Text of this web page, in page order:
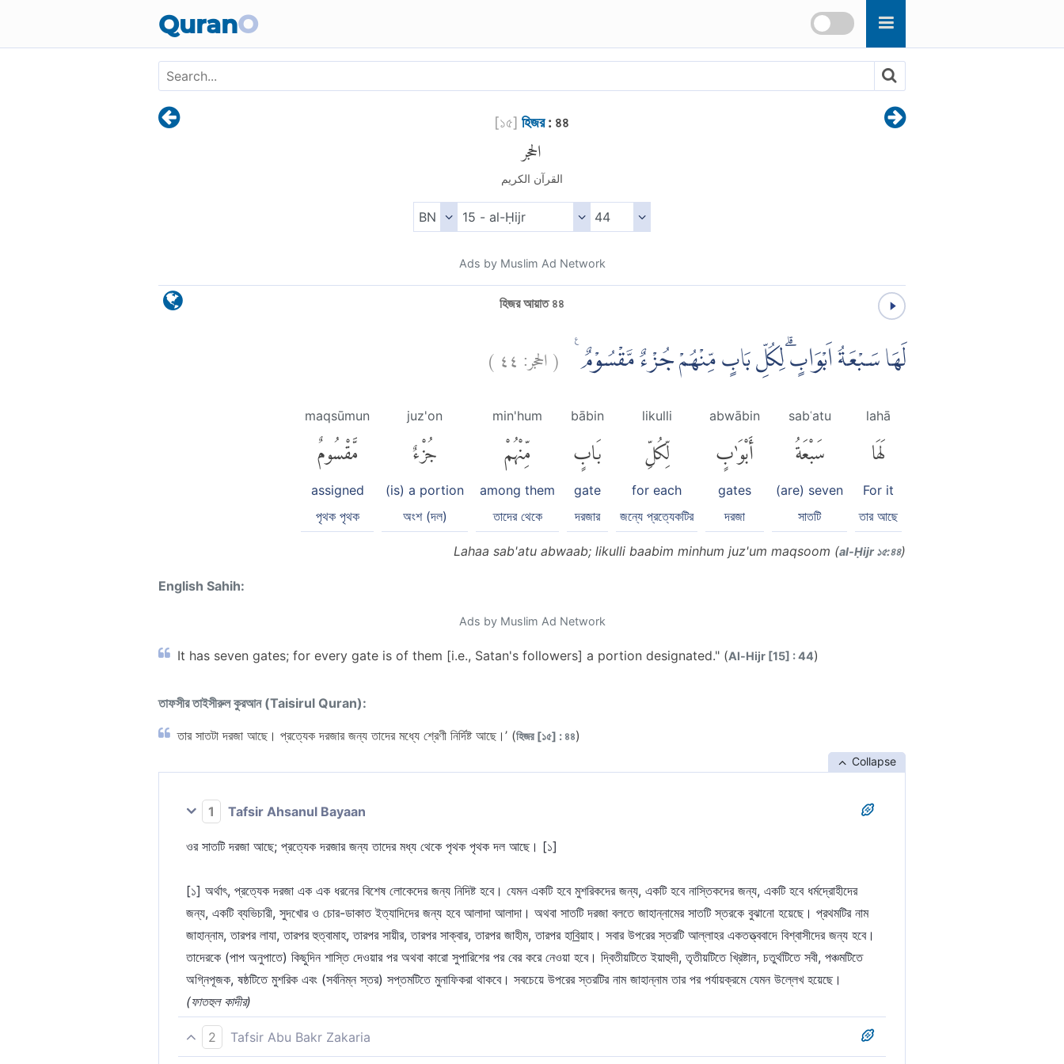
QuranO
[১৫] হিজর: ৪৪
الحجر
القرآن الكريم
Ads by Muslim Ad Network
হিজর আয়াত ৪৪
لَهَا سَبْعَةُ اَبْوَابٍۗ لِكُلِّ بَابٍ مِّنْهُمْ جُزْءٌ مَّقْسُوْمٌ ࣖ (الحجر: ٤٤)
lahā
لَهَا
For it
তার আছে
sabʿatu
سَبْعَةُ
(are) seven
সাতটি
abwābin
أَبْوَٰبٍ
gates
দরজা
likulli
لِّكُلِّ
for each
জন্যে প্রত্যেকটির
bābin
بَابٍ
gate
দরজার
min'hum
مِّنْهُمْ
among them
তাদের থেকে
juz'on
جُزْءٌ
(is) a portion
অংশ (দল)
maqsūmun
مَّقْسُومٌ
assigned
পৃথক পৃথক
Lahaa sab'atu abwaab; likulli baabim minhum juz'um maqsoom (al-Ḥijr ১৫:৪৪)
English Sahih:
Ads by Muslim Ad Network
It has seven gates; for every gate is of them [i.e., Satan's followers] a portion designated." (Al-Hijr [15] : 44)
তাফসীর তাইসীরুল কুরআন (Taisirul Quran):
তার সাতটা দরজা আছে। প্রত্যেক দরজার জন্য তাদের মধ্যে শ্রেণী নির্দিষ্ট আছে।’ (হিজর [১৫] : ৪৪)
Collapse
1 Tafsir Ahsanul Bayaan
ওর সাতটি দরজা আছে; প্রত্যেক দরজার জন্য তাদের মধ্য থেকে পৃথক পৃথক দল আছে। [১]
[১] অর্থাৎ, প্রত্যেক দরজা এক এক ধরনের বিশেষ লোকেদের জন্য নিদিষ্ট হবে। যেমন একটি হবে মুশরিকদের জন্য, একটি হবে নাস্তিকদের জন্য, একটি হবে ধর্মদ্রোহীদের
জন্য, একটি ব্যভিচারী, সুদখোর ও চোর-ডাকাত ইত্যাদিদের জন্য হবে আলাদা আলাদা। অথবা সাতটি দরজা বলতে জাহান্নামের সাতটি স্তরকে বুঝানো হয়েছে। প্রথমটির নাম
জাহান্নাম, তারপর লাযা, তারপর হুত্বামাহ, তারপর সায়ীর, তারপর সাক্বার, তারপর জাহীম, তারপর হাবিয়াহ। সবার উপরের স্তরটি আল্লাহর একতত্ত্ববাদে বিশ্বাসীদের জন্য হবে।
তাদেরকে (পাপ অনুপাতে) কিছুদিন শাস্তি দেওয়ার পর অথবা কারো সুপারিশের পর বের করে নেওয়া হবে। দ্বিতীয়টিতে ইয়াহুদী, তৃতীয়টিতে খ্রিষ্টান, চতুর্থটিতে সবী, পঞ্চমটিতে
অগ্নিপূজক, ষষ্ঠটিতে মুশরিক এবং (সর্বনিম্ন স্তর) সপ্তমটিতে মুনাফিকরা থাকবে। সবচেয়ে উপরের স্তরটির নাম জাহান্নাম তার পর পর্যায়ক্রমে যেমন উল্লেখ হয়েছে।
(ফাতহুল কাদীর)
2 Tafsir Abu Bakr Zakaria